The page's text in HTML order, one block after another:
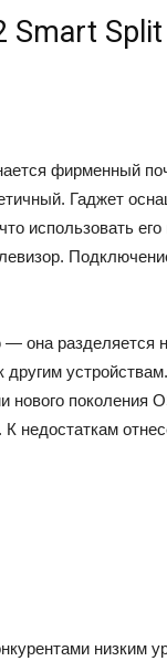
Smart Split
фирменный
Гаджет
использовать
она разделяется
нового
низким